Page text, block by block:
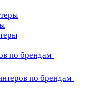
по брендам
по брендам